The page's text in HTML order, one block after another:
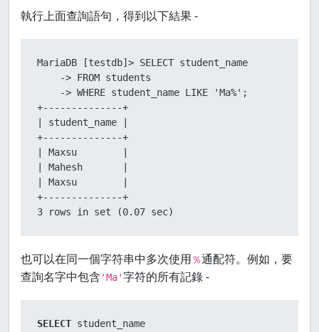
執行上面查詢語句，得到以下結果 -
MariaDB [testdb]> SELECT student_name
    -> FROM students
    -> WHERE student_name LIKE 'Ma%';
+--------------+
| student_name |
+--------------+
| Maxsu        |
| Mahesh       |
| Maxsu        |
+--------------+
3 rows in set (0.07 sec)
也可以在同一個字符串中多次使用％通配符。例如，要
查詢名字中包含 'Ma'字符的所有記錄 -
SELECT